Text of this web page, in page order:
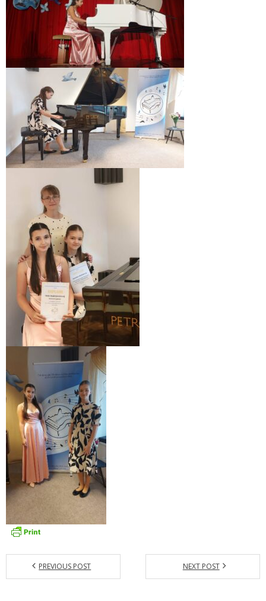
- Tanečný odbor
- Literárno – dramatický odbor
- SÚBORY NA ŠKOLE
Informácie
- Povinné zverejňovanie informácií
- - Organizačná štruktúra ZUŠ Poltár
- - Zriaďovacia listina ZUŠ Poltár
- - Zoznam platných vnútorných predpisov
- - Dodatok č.1, č.2 k ZL ZUŠ Poltár
- - Pedagogická rada
- Verejné obstarávanie
- - Plán verejného obstarávania
- - Súhrnná správa za rok 2021
- Dokumenty minedu a statpedu
- Prijímacie konanie
- Aktuality
- Informácia pre uchádzača o zamestnanie
- Termíny školských prázdnin
Projekty
- Talentík
- Pódium mladých umelcov
- Projekt Zuška do uška
PREVIOUS POST NEXT POST